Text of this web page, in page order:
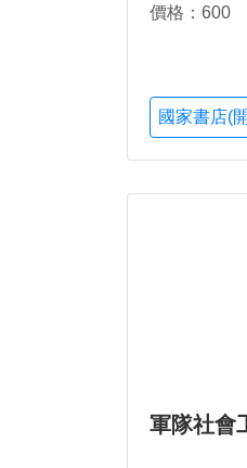
價格：600
國家書店(
軍隊社會